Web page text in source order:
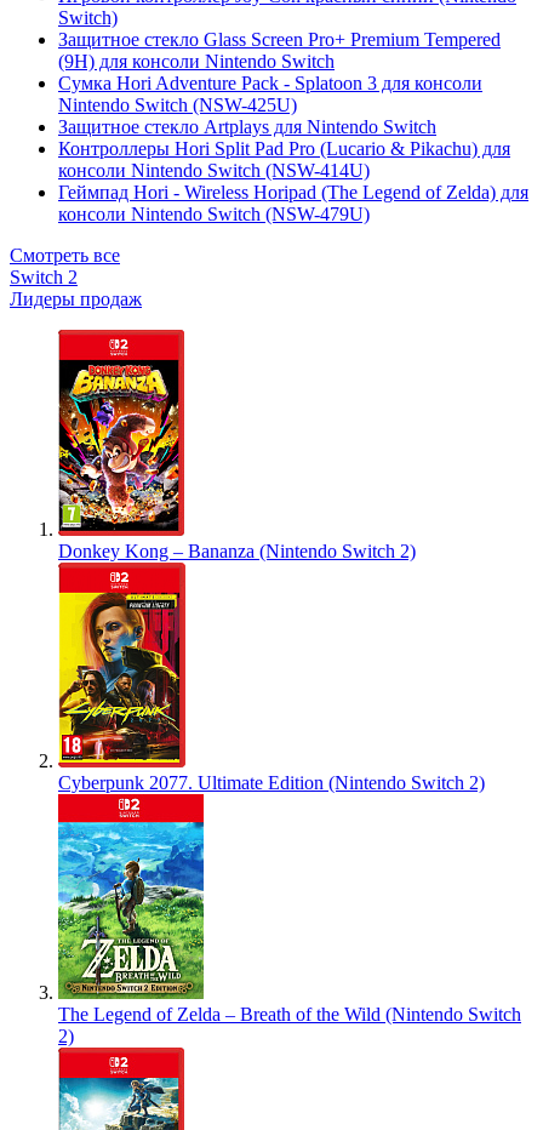
Switch)
Защитное стекло Glass Screen Pro+ Premium Tempered
(9H) для консоли Nintendo Switch
Сумка Hori Adventure Pack - Splatoon 3 для консоли
Nintendo Switch (NSW-425U)
Защитное стекло Artplays для Nintendo Switch
Контроллеры Hori Split Pad Pro (Lucario & Pikachu) для
консоли Nintendo Switch (NSW-414U)
Геймпад Hori - Wireless Horipad (The Legend of Zelda) для
консоли Nintendo Switch (NSW-479U)
Смотреть все
Switch 2
Лидеры продаж
Donkey Kong – Bananza (Nintendo Switch 2)
Cyberpunk 2077. Ultimate Edition (Nintendo Switch 2)
The Legend of Zelda – Breath of the Wild (Nintendo Switch
2)